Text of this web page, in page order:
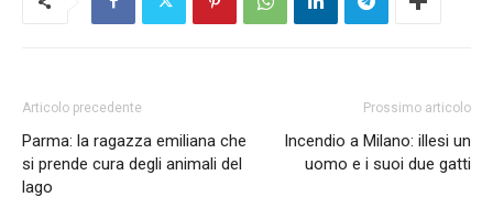
Articolo precedente
Parma: la ragazza emiliana che
si prende cura degli animali del
lago
Prossimo articolo
Incendio a Milano: illesi un
uomo e i suoi due gatti